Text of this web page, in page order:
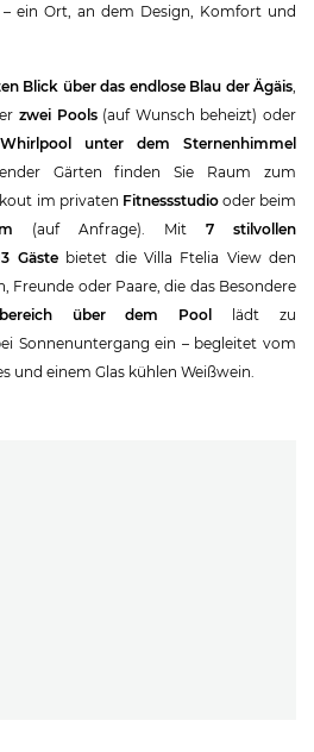
– ein Ort, an dem Design, Komfort und
Blick über das endlose Blau der Ägäis
zwei Pools(auf Wunsch beheizt) oder
Whirlpool unter dem Sternenhimmel
Gärten finden Sie Raum zum
im privaten Fitnessstudiooder beim
(auf Anfrage). Mit 7 stilvollen
Gästebietet die Villa Ftelia View den
Freunde oder Paare, die das Besondere
über dem Pool lädt zu
Sonnenuntergang ein – begleitet vom
und einem Glas kühlen Weißwein.